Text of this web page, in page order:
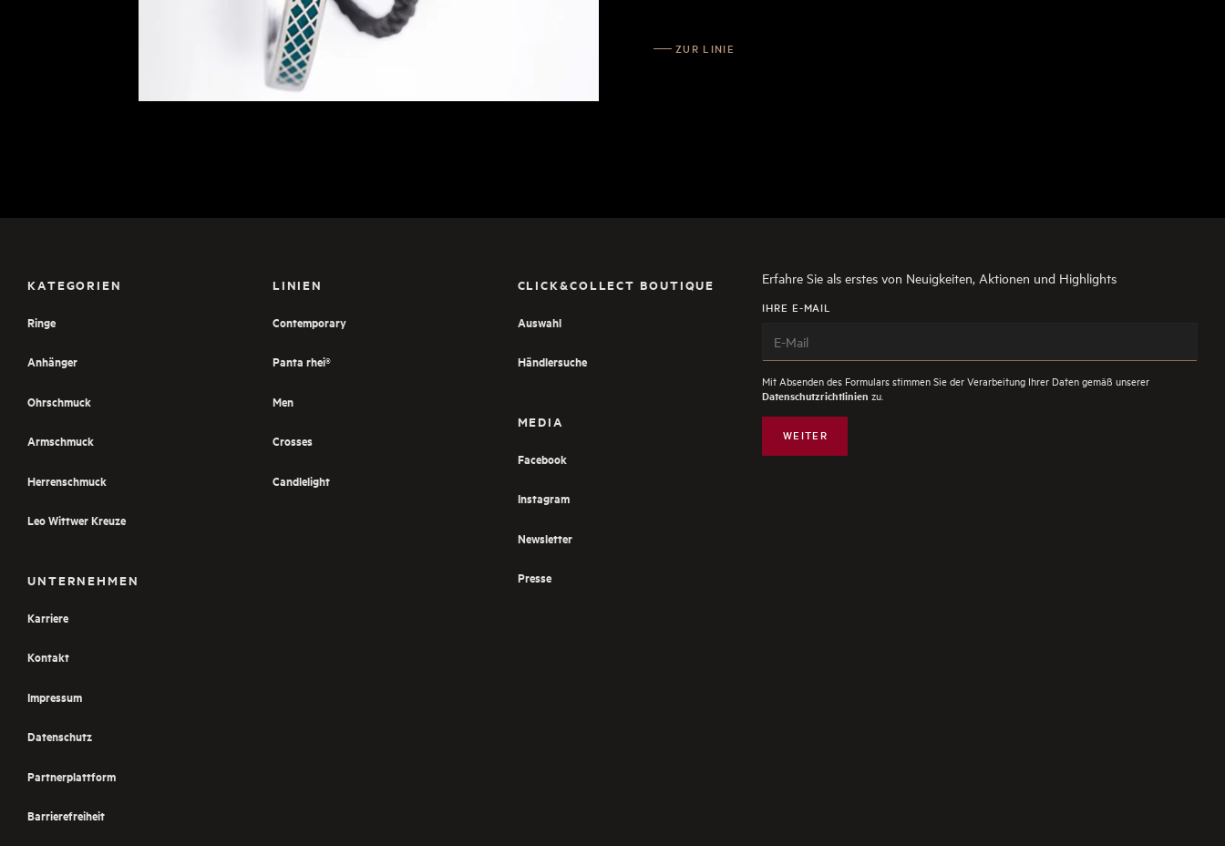
ZUR LINIE
KATEGORIEN
Ringe
Anhänger
Ohrschmuck
Armschmuck
Herrenschmuck
Leo Wittwer Kreuze
UNTERNEHMEN
Karriere
Kontakt
Impressum
Datenschutz
Partnerplattform
Barrierefreiheit
LINIEN
Contemporary
Panta rhei®
Men
Crosses
Candlelight
CLICK&COLLECT BOUTIQUE
Auswahl
Händlersuche
MEDIA
Facebook
Instagram
Newsletter
Presse
Erfahre Sie als erstes von Neuigkeiten, Aktionen und Highlights
IHRE E-MAIL
Mit Absenden des Formulars stimmen Sie der Verarbeitung Ihrer Daten gemäß unserer
Datenschutzrichtlinien zu.
WEITER